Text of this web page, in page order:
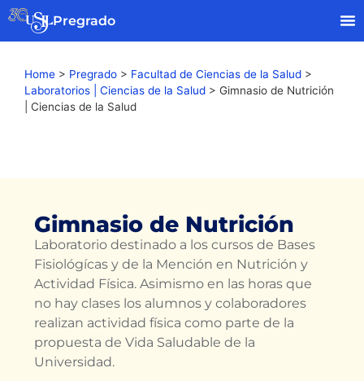
Pregrado
Home > Pregrado > Facultad de Ciencias de la Salud >
Laboratorios | Ciencias de la Salud > Gimnasio de Nutrición
| Ciencias de la Salud
Gimnasio de Nutrición
Laboratorio destinado a los cursos de Bases
Fisiológícas y de la Mención en Nutrición y
Actividad Física. Asimismo en las horas que
no hay clases los alumnos y colaboradores
realizan actividad física como parte de la
propuesta de Vida Saludable de la
Universidad.